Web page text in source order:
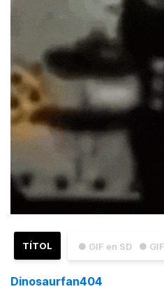
● GIF en SD ●
TÍTOL
Dinosaurfan404